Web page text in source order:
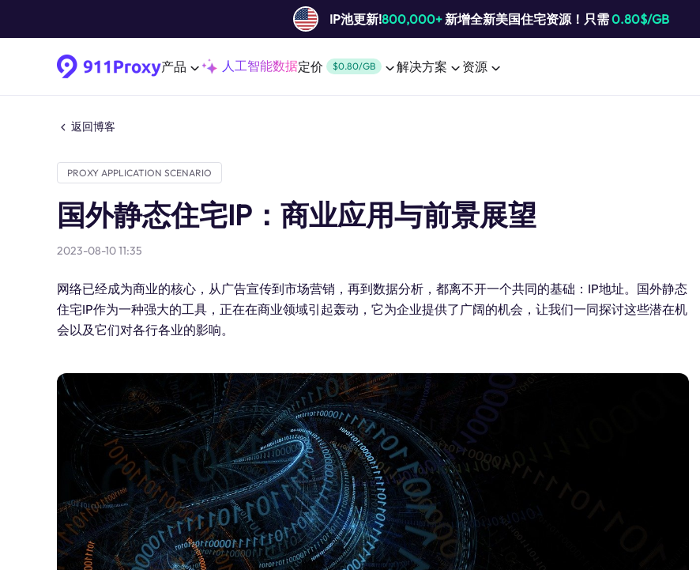
IP池更新!800,000+新增全新美国住宅资源！只需0.80$/GB
产品 人工智能数据定价 $0.80/GB 解决方案 资源
返回博客
PROXY APPLICATION SCENARIO
国外静态住宅IP：商业应用与前景展望
2023-08-10 11:35
网络已经成为商业的核心，从广告宣传到市场营销，再到数据分析，都离不开一个共同的基础：IP地址。国外静态
住宅IP作为一种强大的工具，正在在商业领域引起轰动，它为企业提供了广阔的机会，让我们一同探讨这些潜在机
会以及它们对各行各业的影响。